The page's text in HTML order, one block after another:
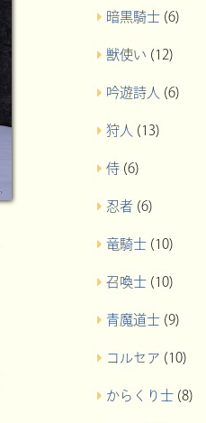
暗黒騎士 (6)
獣使い (12)
吟遊詩人 (6)
狩人 (13)
侍 (6)
忍者 (6)
竜騎士 (10)
召喚士 (10)
青魔道士 (9)
コルセア (10)
からくり士 (8)